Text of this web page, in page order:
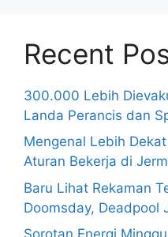
Recent
300.000 Lebih
Landa Perancis dan
Mengenal Lebih
Aturan Bekerja di
Baru Lihat Rekaman
Doomsday, Deadpool
Sorotan Energi